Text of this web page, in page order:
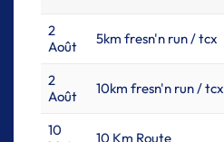
2
Août
5km fresn'n run / tcx
2
Août
10km fresn'n run / tcx
10
10 Km Route